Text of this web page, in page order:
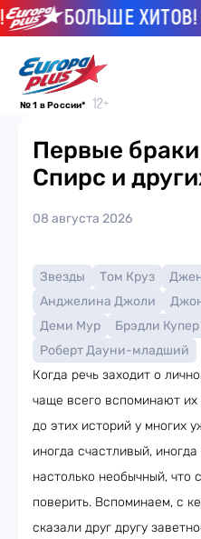
БОЛЬШЕ ХИТОВ!
№ 1 в России*
Первые
Спирс и
08 августа 2026
Звезды Том Круз
Анджелина Джоли
Деми Мур
Брэдли Купер
Роберт Дауни-младший
Когда речь заходит о
чаще всего вспоминают
до этих историй у многих
иногда счастливый,
настолько необычный, что
поверить. Вспоминаем, с
сказали друг другу